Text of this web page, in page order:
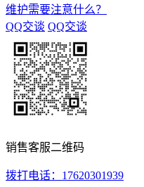
维护需要注意什么？
QQ交谈 QQ交谈
销售客服二维码
拨打电话：17620301939